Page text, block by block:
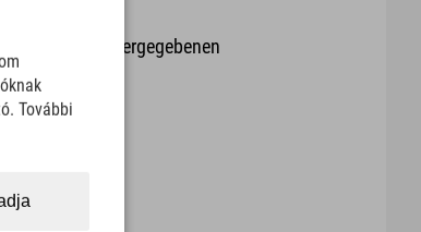
der wiedergegebenen
További